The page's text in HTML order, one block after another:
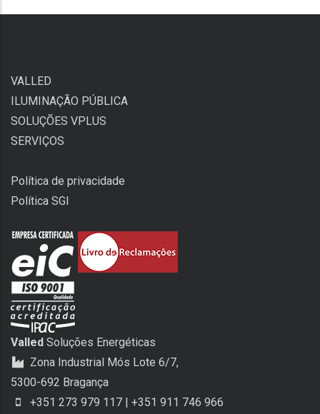
VALLED
ILUMINAÇÃO PÚBLICA
SOLUÇÕES VPLUS
SERVIÇOS
Política de privacidade
Política SGI
Valled Soluções Energéticas
Zona Industrial Mós Lote 6/7,
5300-692 Bragança
+351 273 979 117 | +351 911 746 966